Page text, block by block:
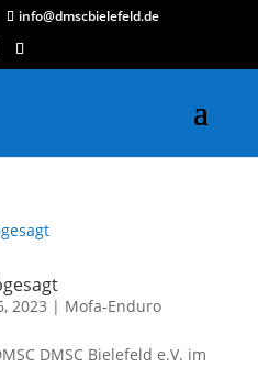
info@dmscbielefeld.de
2023 | Mofa-Enduro
DMSC Bie­le­feld e.V. im